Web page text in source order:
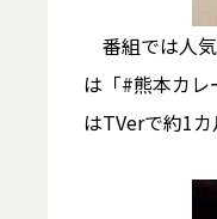
番組では人
は「#熊本カ
はTVerで約1